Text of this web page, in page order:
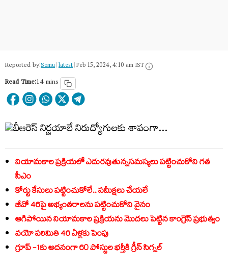
Reported by:Somu|latest|Feb 15, 2024, 4:10 am IST
Read Time:14 mins
నియామ‌కాల ప్ర‌క్రియ‌లో ఎదుర‌వుతున్న‌స‌మ‌స్య‌లు ప‌ట్టించుకోని గ‌త
సీఎం
కోర్టు కేసులు ప‌ట్టించుకోలే.. స‌మీక్ష‌లు చేయ‌లే
జీవో 46పై అభ్యంత‌రాల‌ను ప‌ట్టించుకోని వైనం
ఆగిపోయిన నియామ‌కాల ప్ర‌క్రియ‌ను మొద‌లు పెట్టిన కాంగ్రెస్ ప్ర‌భుత్వం
వ‌యో ప‌రిమితి 46 ఏళ్ల‌కు పెంపు
గ్రూప్ -1కు అద‌నంగా 60 పోస్టుల భ‌ర్తీకి గ్రీన్ సిగ్న‌ల్